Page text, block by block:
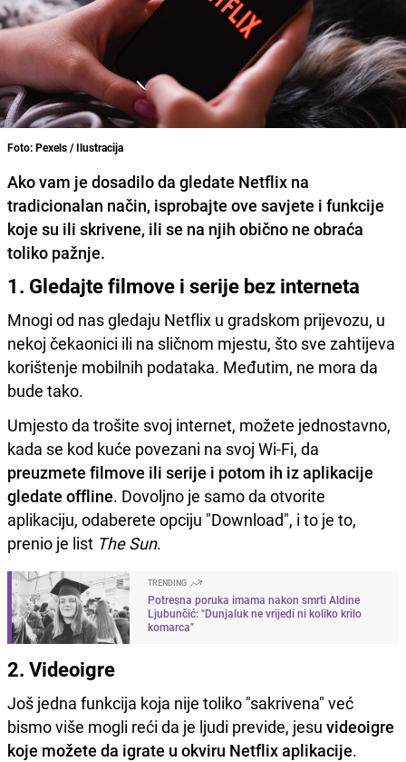
Foto: Pexels / Ilustracija
Ako vam je dosadilo da gledate Netflix na
tradicionalan način, isprobajte ove savjete i funkcije
koje su ili skrivene, ili se na njih obično ne obraća
toliko pažnje.
1. Gledajte filmove i serije bez interneta
Mnogi od nas gledaju Netflix u gradskom prijevozu, u
nekoj čekaonici ili na sličnom mjestu, što sve zahtijeva
korištenje mobilnih podataka. Međutim, ne mora da
bude tako.
Umjesto da trošite svoj internet, možete jednostavno,
kada se kod kuće povezani na svoj Wi-Fi, da
preuzmete filmove ili serije i potom ih iz aplikacije
gledate offline. Dovoljno je samo da otvorite
aplikaciju, odaberete opciju "Download", i to je to,
prenio je list The Sun.
TRENDING
Potresna poruka imama nakon smrti Aldine
Ljubunčić: "Dunjaluk ne vrijedi ni koliko krilo
komarca"
2. Videoigre
Još jedna funkcija koja nije toliko "sakrivena" već
bismo više mogli reći da je ljudi previde, jesu videoigre
koje možete da igrate u okviru Netflix aplikacije.